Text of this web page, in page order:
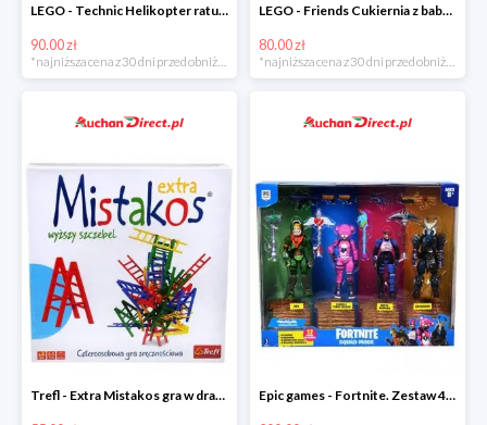
LEGO - Technic Helikopter ratunkowy w super cenie
90.00 zł
LEGO - Friends Cukiernia z babeczkami Olivii w super cenie
80.00 zł
Trefl - Extra Mistakos gra w drabinki w super cenie Epic games - Fortnite. Zestaw 4 figurek + akcesoria w super cenie